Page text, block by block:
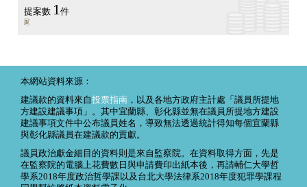
提案數 1件
本網站資料來源：
建議款的資料來自投票指南 ，以及各地方政府主計處「議員所提地
方建設建議事項」。其中宜蘭縣、彰化縣並無在議員所提地方建設
建議事項文件中公布議員姓名，導致無法透過統計得知每個宜蘭縣
與彰化縣議員在建議款的貢獻。
議員政治獻金細目的資料則是來自監察院。在資料取得方面，先是
在監察院的電腦上花費數日與申請費印出紙本後，再請輔仁大學哲
學系2018年度政治哲學課以及台北大學法律系2018年度犯罪學課程